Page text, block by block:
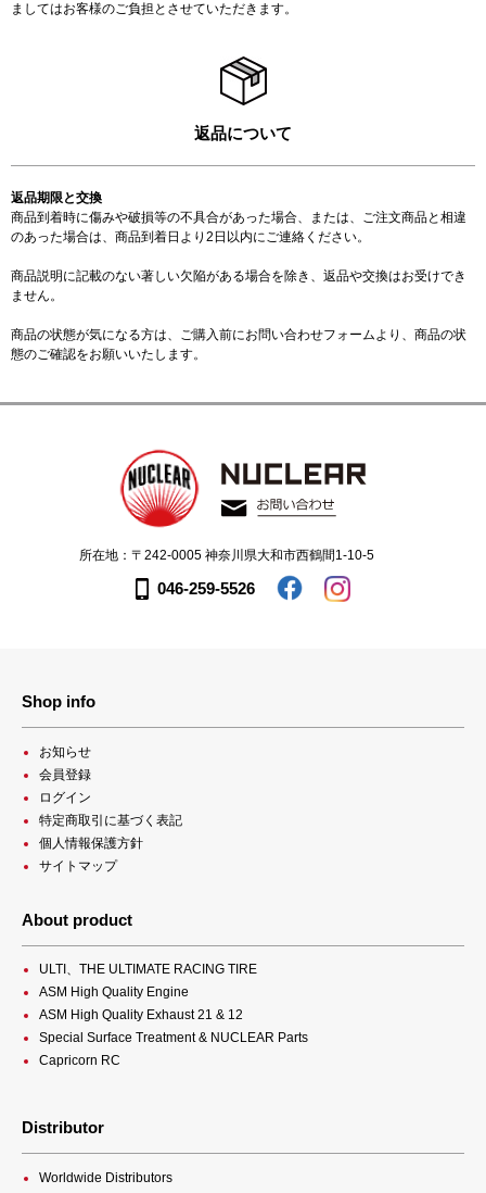
ましてはお客様のご負担とさせていただきます。
返品について
返品期限と交換
商品到着時に傷みや破損等の不具合があった場合、または、ご注文商品と相違
のあった場合は、商品到着日より2日以内にご連絡ください。
商品説明に記載のない著しい欠陥がある場合を除き、返品や交換はお受けでき
ません。
商品の状態が気になる方は、ご購入前にお問い合わせフォームより、商品の状
態のご確認をお願いいたします。
所在地：〒242-0005 神奈川県大和市西鶴間1-10-5
046-259-5526
Shop info
お知らせ
会員登録
ログイン
特定商取引に基づく表記
個人情報保護方針
サイトマップ
About product
ULTI、THE ULTIMATE RACING TIRE
ASM High Quality Engine
ASM High Quality Exhaust 21 & 12
Special Surface Treatment & NUCLEAR Parts
Capricorn RC
Distributor
Worldwide Distributors